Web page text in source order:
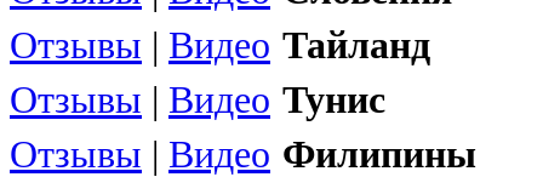
Отзывы | Видео Тайланд
Отзывы | Видео Тунис
Отзывы | Видео Филипины